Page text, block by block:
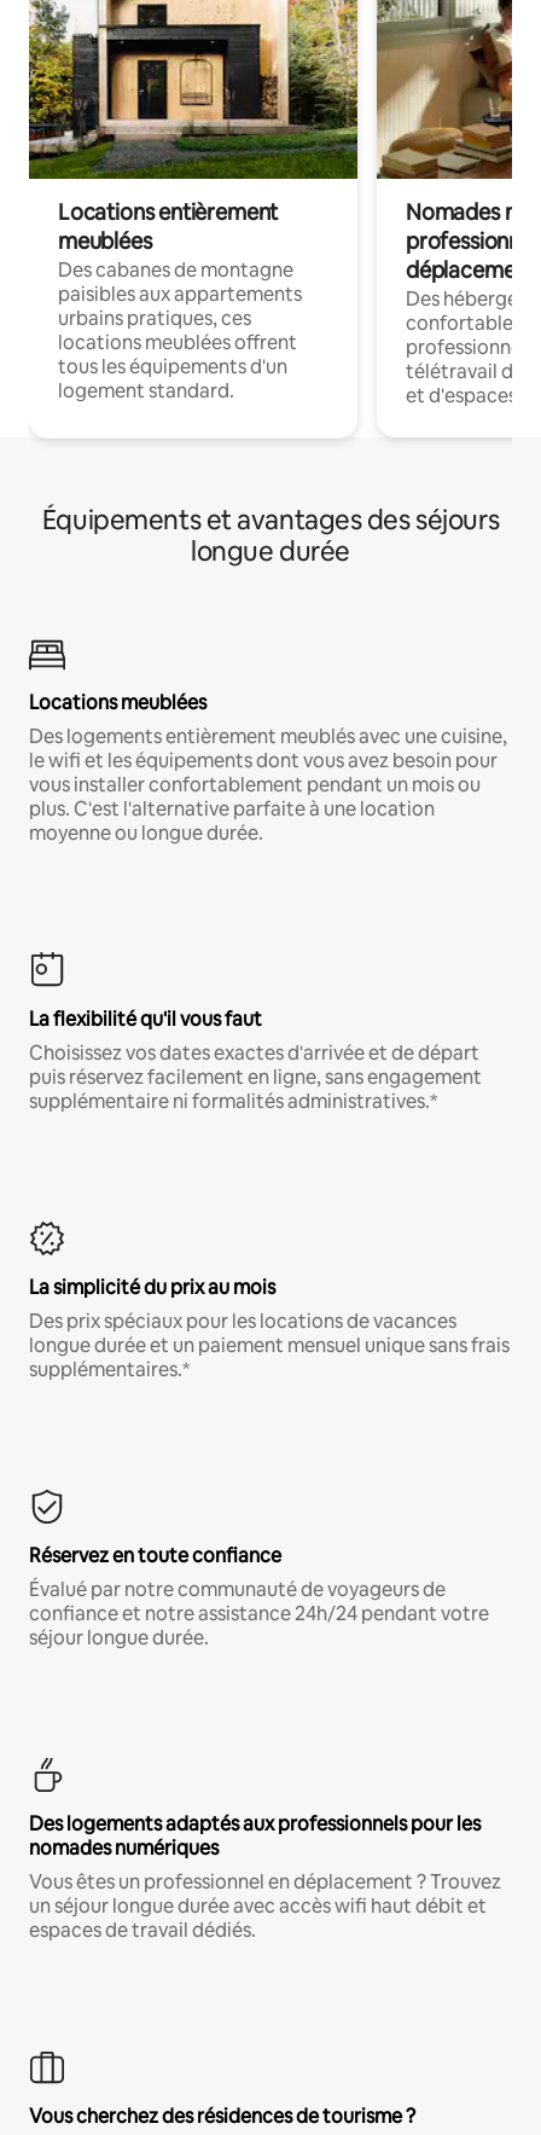
Locations entièrement
meublées
Des cabanes de montagne
paisibles aux appartements
urbains pratiques, ces
locations meublées offrent
tous les équipements d'un
logement standard.
Nomades
déplacement
Des
confortables
professionnels
télétravail
et d'espaces
Équipements et avantages des séjours
longue durée
Locations meublées
Des logements entièrement meublés avec une cuisine,
le wifi et les équipements dont vous avez besoin pour
vous installer confortablement pendant un mois ou
plus. C'est l'alternative parfaite à une location
moyenne ou longue durée.
La flexibilité qu'il vous faut
Choisissez vos dates exactes d'arrivée et de départ
puis réservez facilement en ligne, sans engagement
supplémentaire ni formalités administratives.*
La simplicité du prix au mois
Des prix spéciaux pour les locations de vacances
longue durée et un paiement mensuel unique sans frais
supplémentaires.*
Réservez en toute confiance
Évalué par notre communauté de voyageurs de
confiance et notre assistance 24h/24 pendant votre
séjour longue durée.
Des logements adaptés aux professionnels pour les
nomades numériques
Vous êtes un professionnel en déplacement ? Trouvez
un séjour longue durée avec accès wifi haut débit et
espaces de travail dédiés.
Vous cherchez des résidences de tourisme ?